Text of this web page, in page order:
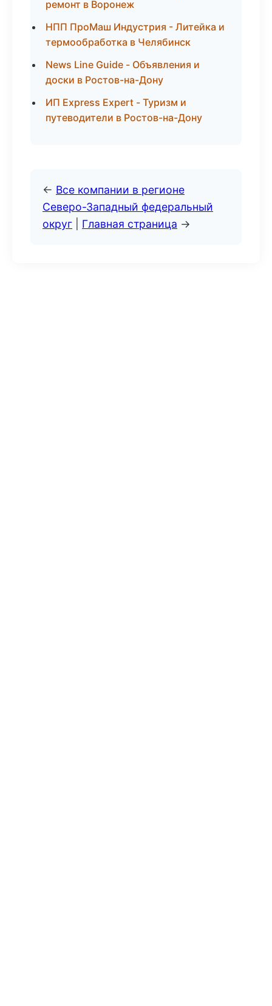
ремонт в Воронеж
НПП ПроМаш Индустрия - Литейка и
термообработка в Челябинск
News Line Guide - Объявления и
доски в Ростов-на-Дону
ИП Express Expert - Туризм и
путеводители в Ростов-на-Дону
← Все компании в регионе
Северо-Западный федеральный
округ
Главная страница →